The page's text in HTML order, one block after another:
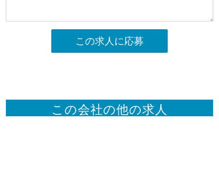
この求人に応募
この会社の他の求人